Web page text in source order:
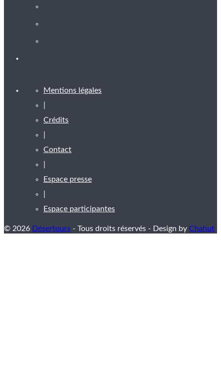
Mentions légales
Crédits
Contact
Espace presse
Espace participantes
© 2026 Désertours - Tous droits réservés - Design by Chahut